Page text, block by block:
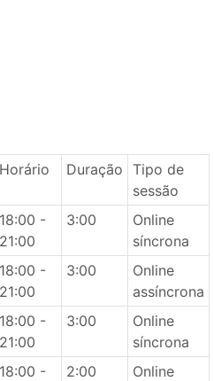
Horário Duração Tipo de
sessão
18:00 -
21:00
3:00
Online
síncrona
18:00 -
21:00
3:00
Online
assíncrona
18:00 -
21:00
3:00
Online
síncrona
18:00 -
2:00
Online